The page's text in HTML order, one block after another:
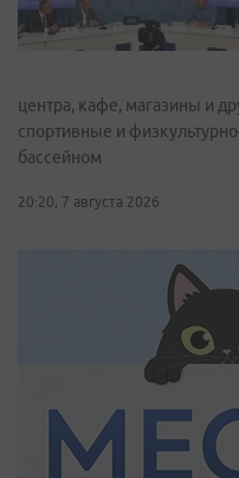
центра, кафе, магазины и
спортивные и
бассейном
20:20, 7 августа 2026